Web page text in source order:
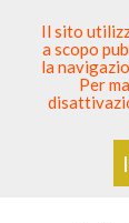
Il sito
a scopo
la
Per